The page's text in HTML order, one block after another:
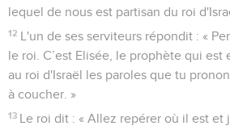
lequel de nous est partisan du roi
12 L'un de ses serviteurs répondit : «
le roi. C’est Elisée, le prophète qui est
au roi d'Israël les paroles que tu
à coucher. »
13 Le roi dit : « Allez repérer où il est et